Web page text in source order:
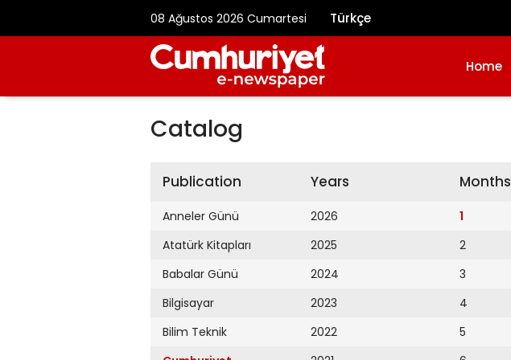
08 Ağustos 2026 Cumartesi Türkçe
Home
Catalog
Publication
Anneler Günü
Atatürk Kitapları
Babalar Günü
Bilgisayar
Bilim Teknik
Years
2026
2025
2024
2023
2022
Months
1
2
3
4
5